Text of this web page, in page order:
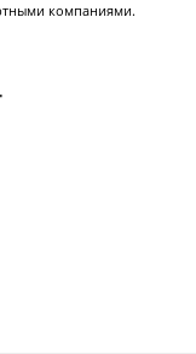
компаниями.